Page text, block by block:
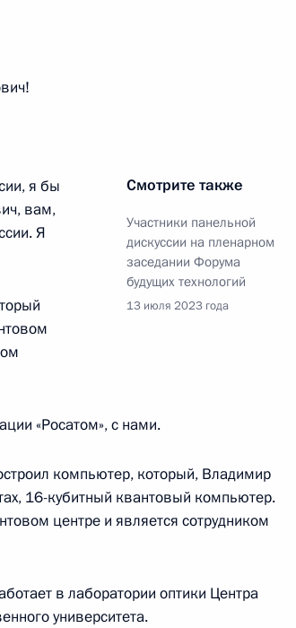
(Сербия)
в 34-й
в Эль-Айне (ОАЭ)
в 64-й
в Японии
технологий
Смотрите также
Участники панельной
дискуссии на пленарном
заседании Форума
будущих технологий
13 июля 2023 года
я бы
вам,
Я
«Росатом», с нами.
компьютер, который, Владимир
16-кубитный квантовый компьютер.
центре и является сотрудником
в лаборатории оптики Центра
университета.